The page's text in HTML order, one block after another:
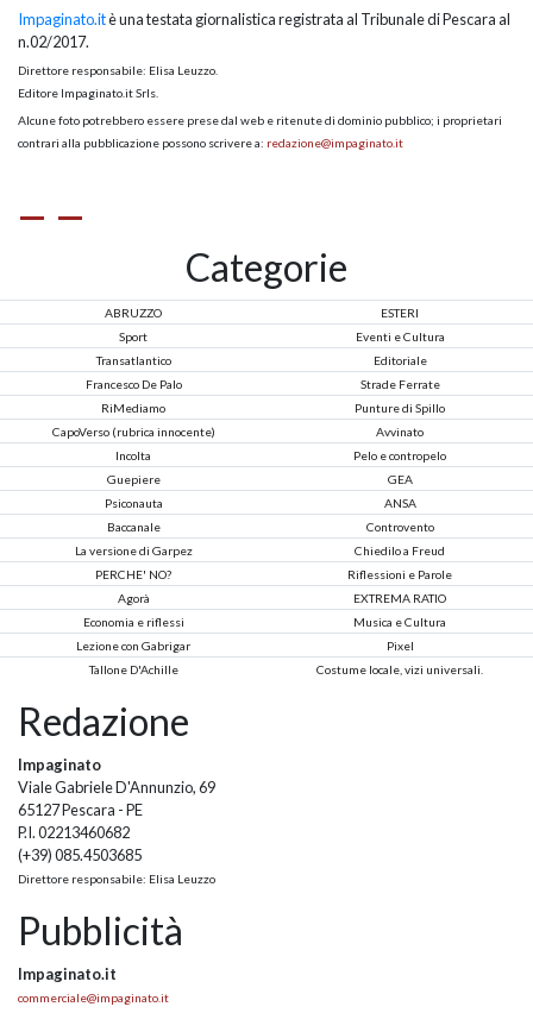
Impaginato.itè una testata giornalistica registrata al Tribunale di Pescara al
n.02/2017.
Direttore responsabile: Elisa Leuzzo.
Editore Impaginato.it Srls.
Alcune foto potrebbero essere prese dal web e ritenute di dominio pubblico; i proprietari
contrari alla pubblicazione possono scrivere a: redazione@impaginato.it
Categorie
ABRUZZO
ESTERI
Sport
Eventi e Cultura
Transatlantico
Editoriale
Francesco De Palo
Strade Ferrate
RiMediamo
Punture di Spillo
CapoVerso (rubrica innocente)
Avvinato
Incolta
Pelo e contropelo
Guepiere
GEA
Psiconauta
ANSA
Baccanale
Controvento
La versione di Garpez
Chiedilo a Freud
PERCHE' NO?
Riflessioni e Parole
Agorà
EXTREMA RATIO
Economia e riflessi
Musica e Cultura
Lezione con Gabrigar
Pixel
Tallone D'Achille
Costume locale, vizi universali.
Redazione
Impaginato
Viale Gabriele D'Annunzio, 69
65127 Pescara - PE
P.I. 02213460682
(+39) 085.4503685
Direttore responsabile: Elisa Leuzzo
Pubblicità
Impaginato.it
commerciale@impaginato.it